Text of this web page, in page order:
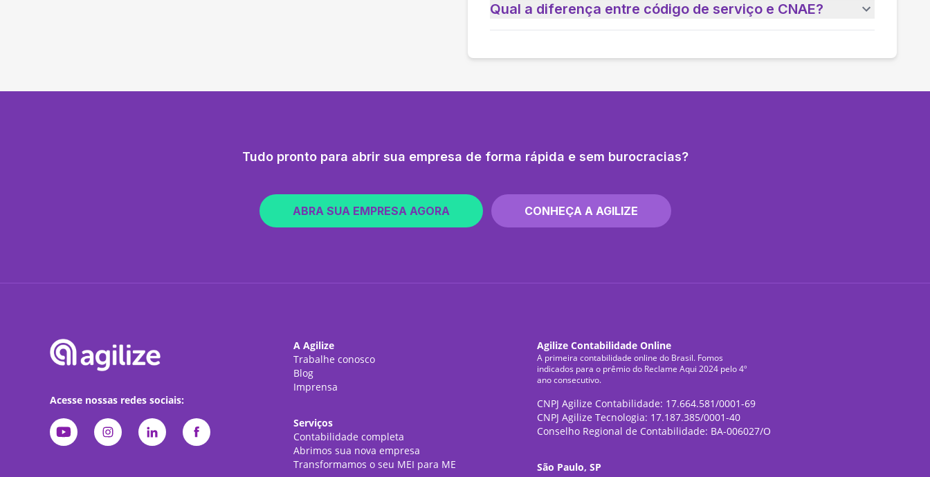
Qual a diferença entre código de serviço e CNAE?
Tudo pronto para abrir sua empresa de forma rápida e sem burocracias?
ABRA SUA EMPRESA AGORA CONHEÇA A AGILIZE
Acesse nossas redes sociais:
A Agilize
Trabalhe conosco
Blog
Imprensa
Serviços
Contabilidade completa
Abrimos sua nova empresa
Transformamos o seu MEI para ME
Agilize Contabilidade Online
A primeira contabilidade online do Brasil. Fomos
indicados para o prêmio do Reclame Aqui 2024 pelo 4º
ano consecutivo.
CNPJ Agilize Contabilidade: 17.664.581/0001-69
CNPJ Agilize Tecnologia: 17.187.385/0001-40
Conselho Regional de Contabilidade: BA-006027/O
São Paulo, SP